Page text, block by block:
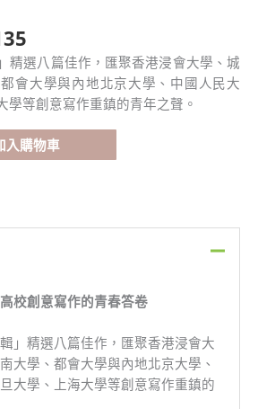
。
價
格：
NT$135。
精選八篇佳作，匯聚香港浸會大學、城
會大學與內地北京大學、中國人民大
學等創意寫作重鎮的青年之聲。
入購物車
校創意寫作的青春答卷
」精選八篇佳作，匯聚香港浸會大
大學、都會大學與內地北京大學、
大學、上海大學等創意寫作重鎮的